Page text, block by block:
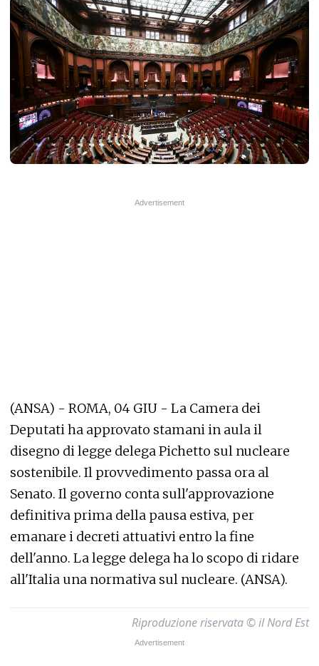
(ANSA) - ROMA, 04 GIU - La Camera dei
Deputati ha approvato stamani in aula il
disegno di legge delega Pichetto sul nucleare
sostenibile. Il provvedimento passa ora al
Senato. Il governo conta sull'approvazione
definitiva prima della pausa estiva, per
emanare i decreti attuativi entro la fine
dell'anno. La legge delega ha lo scopo di ridare
all'Italia una normativa sul nucleare. (ANSA).
Riproduzione riservata © il Nord Est